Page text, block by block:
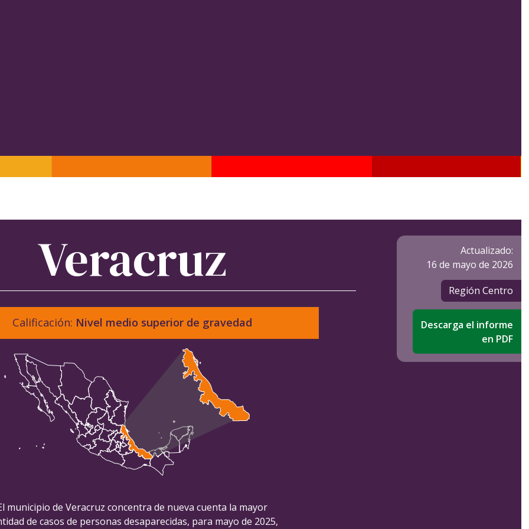
Veracruz
Calificación: Nivel medio superior de gravedad
municipio de Veracruz concentra de nueva cuenta la mayor
de casos de personas desaparecidas, para mayo de 2025,
Actualizado:
16 de mayo de 2026
Región Centro
Descarga el informe
en PDF